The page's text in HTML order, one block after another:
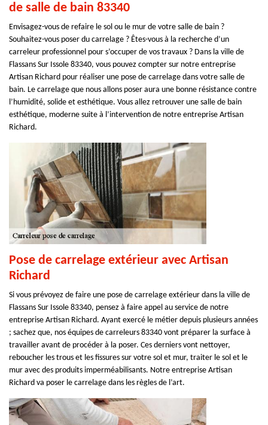
de salle de bain 83340
Envisagez-vous de refaire le sol ou le mur de votre salle de bain ?
Souhaitez-vous poser du carrelage ? Êtes-vous à la recherche d’un
carreleur professionnel pour s’occuper de vos travaux ? Dans la ville de
Flassans Sur Issole 83340, vous pouvez compter sur notre entreprise
Artisan Richard pour réaliser une pose de carrelage dans votre salle de
bain. Le carrelage que nous allons poser aura une bonne résistance contre
l’humidité, solide et esthétique. Vous allez retrouver une salle de bain
esthétique, moderne suite à l’intervention de notre entreprise Artisan
Richard.
Pose de carrelage extérieur avec Artisan
Richard
Si vous prévoyez de faire une pose de carrelage extérieur dans la ville de
Flassans Sur Issole 83340, pensez à faire appel au service de notre
entreprise Artisan Richard. Ayant exercé le métier depuis plusieurs années
; sachez que, nos équipes de carreleurs 83340 vont préparer la surface à
travailler avant de procéder à la poser. Ces derniers vont nettoyer,
reboucher les trous et les fissures sur votre sol et mur, traiter le sol et le
mur avec des produits imperméabilisants. Notre entreprise Artisan
Richard va poser le carrelage dans les règles de l’art.